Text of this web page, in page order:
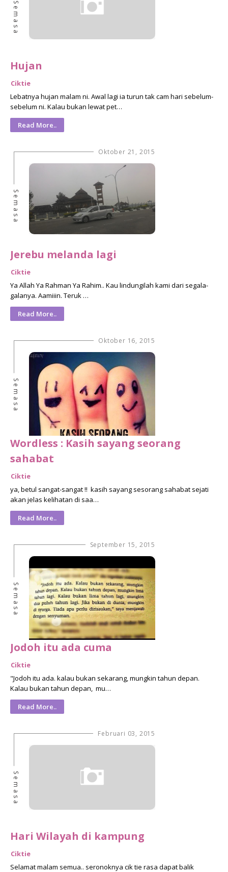
Semasa
Hujan
Ciktie
Lebatnya hujan malam ni. Awal lagi ia turun tak cam hari sebelum-
sebelum ni. Kalau bukan lewat pet…
Read More..
Oktober 21, 2015
Semasa
Jerebu melanda lagi
Ciktie
Ya Allah Ya Rahman Ya Rahim.. Kau lindungilah kami dari segala-
galanya. Aamiiin. Teruk …
Read More..
Oktober 16, 2015
Semasa
Wordless : Kasih sayang seorang
sahabat
Ciktie
ya, betul sangat-sangat !! kasih sayang sesorang sahabat sejati
akan jelas kelihatan di saa…
Read More..
September 15, 2015
Semasa
Jodoh itu ada cuma
Ciktie
"Jodoh itu ada. kalau bukan sekarang, mungkin tahun depan.
Kalau bukan tahun depan, mu…
Read More..
Februari 03, 2015
Semasa
Hari Wilayah di kampung
Ciktie
Selamat malam semua.. seronoknya cik tie rasa dapat balik